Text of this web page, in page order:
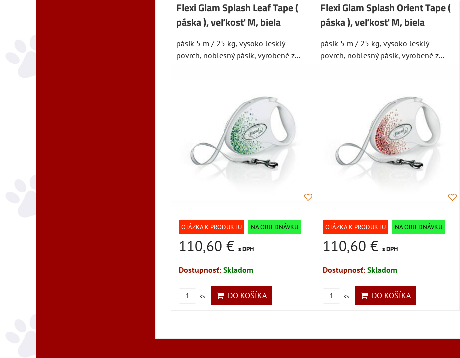
Flexi Glam Splash Leaf Tape (
páska ), veľkosť M, biela
pásik 5 m / 25 kg, vysoko lesklý
povrch, noblesný pásik, vyrobené z...
OTÁZKA K PRODUKTU NA OBJEDNÁVKU
110,60 € s DPH
Dostupnosť: Skladom
ks DO KOŠÍKA
Flexi Glam Splash Orient Tape (
páska ), veľkosť M, biela
pásik 5 m / 25 kg, vysoko lesklý
povrch, noblesný pásik, vyrobené z...
OTÁZKA K PRODUKTU NA OBJEDNÁVKU
110,60 € s DPH
Dostupnosť: Skladom
ks DO KOŠÍKA